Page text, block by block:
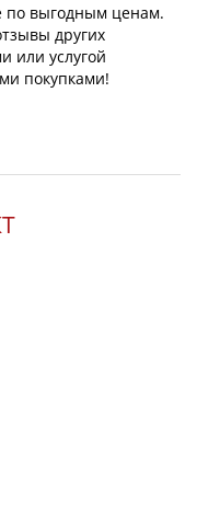
по выгодным ценам.
других
или услугой
покупками!